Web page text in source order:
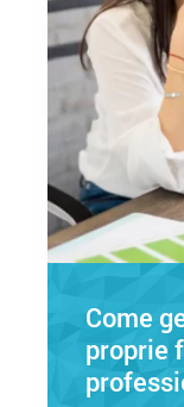
Come
proprie